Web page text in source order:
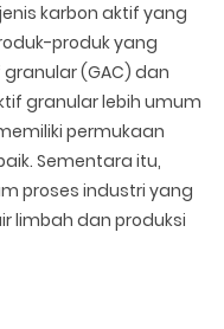
karbon aktif yang
produk yang
(GAC) dan
granular lebih umum
permukaan
Sementara itu,
proses industri yang
limbah dan produksi